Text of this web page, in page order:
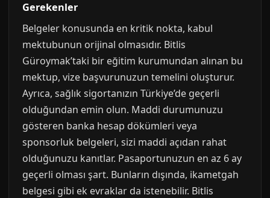
Gerekenler
Belgeler konusunda en kritik nokta, kabul
mektubunun orijinal olmasıdır. Bitlis
Güroymak’taki bir eğitim kurumundan alınan bu
mektup, vize başvurunuzun temelini oluşturur.
Ayrıca, sağlık sigortanızın Türkiye’de geçerli
olduğundan emin olun. Maddi durumunuzu
gösteren banka hesap dökümleri veya
sponsorluk belgeleri, sizi maddi açıdan rahat
olduğunuzu kanıtlar. Pasaportunuzun en az 6 ay
geçerli olması şart. Bunların dışında, ikametgah
belgesi gibi ek evraklar da istenebilir. Bitlis